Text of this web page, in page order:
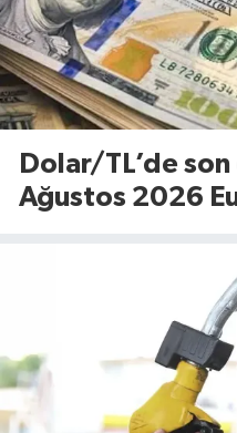
Dolar/TL’de
Ağustos 2026